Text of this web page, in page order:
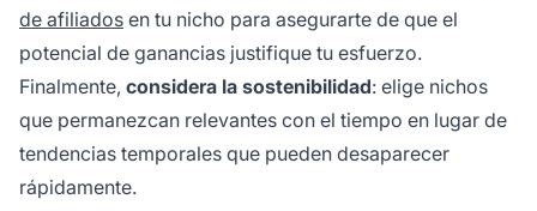
de afiliados en tu nicho para asegurarte de que el
potencial de ganancias justifique tu esfuerzo.
Finalmente, considera la sostenibilidad: elige nichos
que permanezcan relevantes con el tiempo en lugar de
tendencias temporales que pueden desaparecer
rápidamente.